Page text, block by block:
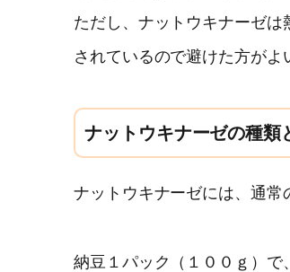
ただし、ナットウキナーゼ
されているので避けた方がよ
ナットウキナーゼの種類
ナットウキナーゼには、通常
納豆１パック（１００ｇ）